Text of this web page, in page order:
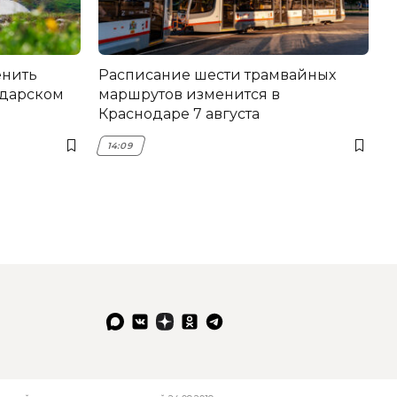
Расписание шести трамвайных
маршрутов изменится в
Краснодаре 7 августа
14:09